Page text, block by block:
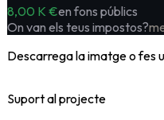
8,00 K €en fons públics
On van els teus impostos?
Descarrega la imatge o fes
Suport al projecte